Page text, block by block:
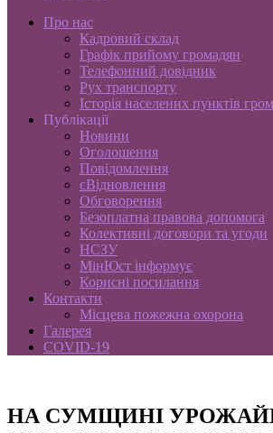
Про нас
Кадровий склад
Графік прийому громадян
Телефонний довідник
Рух транспорту
Історія населених пунктів
Публікації
Новини
Оголошення
Повідомлення
єВідновлення
Обговорення
Безоплатна правова допомога
Колективні договори та угоди
НСЗУ
МінЮст інформує
Корисні посилання
Контакти
Місцева пожежна охорона
Галерея
COVID-19
НА СУМЩИНІ